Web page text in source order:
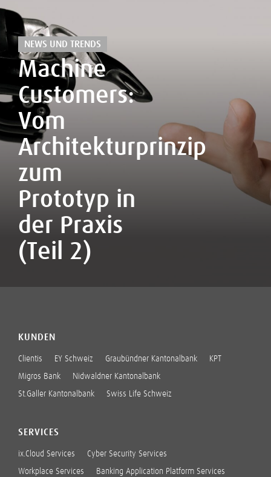
NEWS UND TRENDS
Machine
Customers:
Vom
Architekturprinzip
zum
Prototyp in
der Praxis
(Teil 2)
KUNDEN
Clientis EY Schweiz Graubündner Kantonalbank KPT
Migros Bank Nidwaldner Kantonalbank
St.Galler Kantonalbank Swiss Life Schweiz
SERVICES
ix.Cloud Services Cyber Security Services
Workplace Services Banking Application Platform Services